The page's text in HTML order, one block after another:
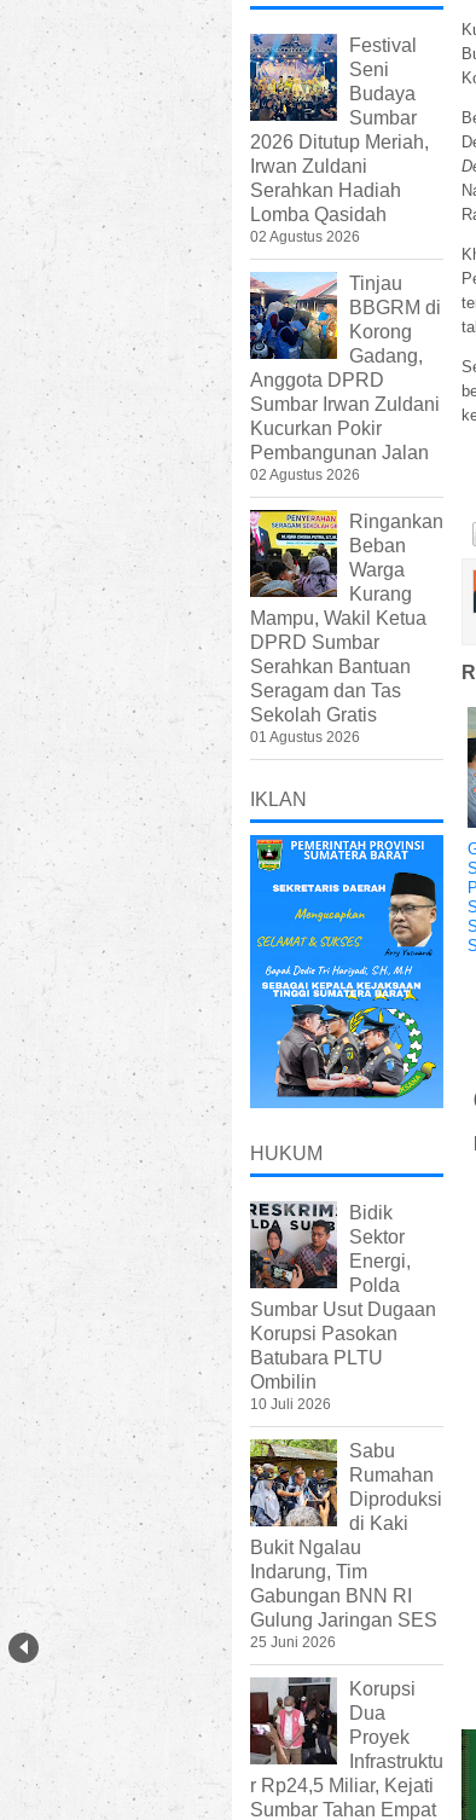
Festival
Seni
Budaya
Sumbar
2026 Ditutup Meriah,
Irwan Zuldani
Serahkan Hadiah
Lomba Qasidah
02 Agustus 2026
Tinjau
BBGRM di
Korong
Gadang,
Anggota DPRD
Sumbar Irwan Zuldani
Kucurkan Pokir
Pembangunan Jalan
02 Agustus 2026
Ringankan
Beban
Warga
Kurang
Mampu, Wakil Ketua
DPRD Sumbar
Serahkan Bantuan
Seragam dan Tas
Sekolah Gratis
01 Agustus 2026
IKLAN
HUKUM
Bidik
Sektor
Energi,
Polda
Sumbar Usut Dugaan
Korupsi Pasokan
Batubara PLTU
Ombilin
10 Juli 2026
Sabu
Rumahan
Diproduksi
di Kaki
Bukit Ngalau
Indarung, Tim
Gabungan BNN RI
Gulung Jaringan SES
25 Juni 2026
Korupsi
Dua
Proyek
Infrastruktu
r Rp24,5 Miliar, Kejati
Sumbar Tahan Empat